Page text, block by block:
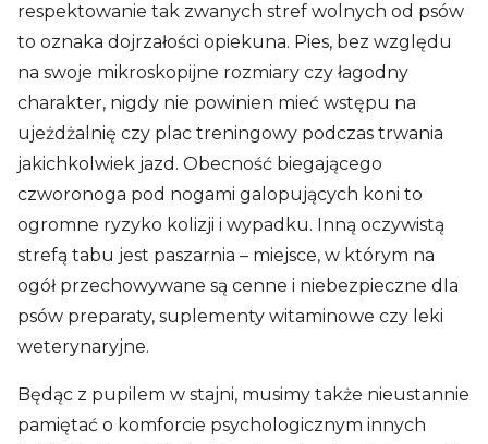
respektowanie tak zwanych stref wolnych od psów
to oznaka dojrzałości opiekuna. Pies, bez względu
na swoje mikroskopijne rozmiary czy łagodny
charakter, nigdy nie powinien mieć wstępu na
ujeżdżalnię czy plac treningowy podczas trwania
jakichkolwiek jazd. Obecność biegającego
czworonoga pod nogami galopujących koni to
ogromne ryzyko kolizji i wypadku. Inną oczywistą
strefą tabu jest paszarnia – miejsce, w którym na
ogół przechowywane są cenne i niebezpieczne dla
psów preparaty, suplementy witaminowe czy leki
weterynaryjne.
Będąc z pupilem w stajni, musimy także nieustannie
pamiętać o komforcie psychologicznym innych